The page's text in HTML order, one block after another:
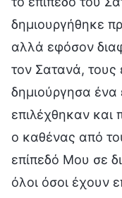
δημιουργήθηκε
αλλά εφόσον
τον Σατανά, τους
δημιούργησα
επιλέχθηκαν και
ο καθένας από
επίπεδό Μου σε
όλοι όσοι έχουν